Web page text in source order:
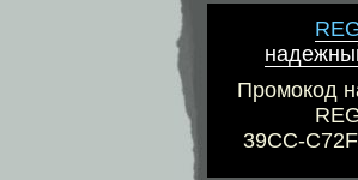
Промокод
39CC-